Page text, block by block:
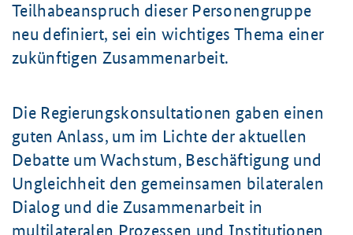
Teilhabeanspruch dieser Personengruppe
neu definiert, sei ein wichtiges Thema einer
zukünftigen Zusammenarbeit.
Die Regierungskonsultationen gaben einen
guten Anlass, um im Lichte der aktuellen
Debatte um Wachstum, Beschäftigung und
Ungleichheit den gemeinsamen bilateralen
Dialog und die Zusammenarbeit in
multilateralen Prozessen und Institutionen